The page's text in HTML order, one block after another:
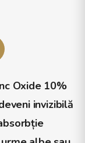
Oxide 10%
invizibilă